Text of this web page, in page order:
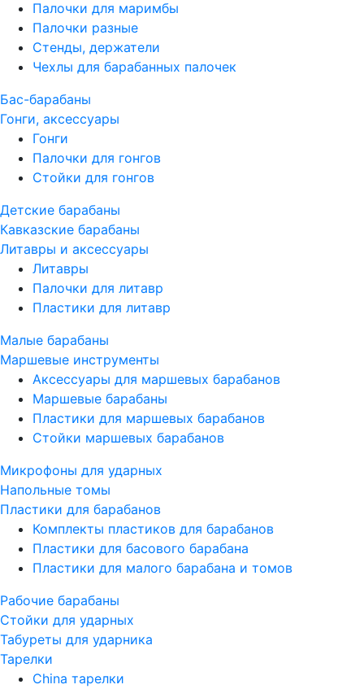
Палочки для маримбы
Палочки разные
Стенды, держатели
Чехлы для барабанных палочек
Бас-барабаны
Гонги, аксессуары
Гонги
Палочки для гонгов
Стойки для гонгов
Детские барабаны
Кавказские барабаны
Литавры и аксессуары
Литавры
Палочки для литавр
Пластики для литавр
Малые барабаны
Маршевые инструменты
Аксессуары для маршевых барабанов
Маршевые барабаны
Пластики для маршевых барабанов
Стойки маршевых барабанов
Микрофоны для ударных
Напольные томы
Пластики для барабанов
Комплекты пластиков для барабанов
Пластики для басового барабана
Пластики для малого барабана и томов
Рабочие барабаны
Стойки для ударных
Табуреты для ударника
Тарелки
China тарелки